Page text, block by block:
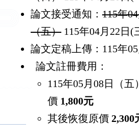
論文接受通知： 115年
（五）115年04月22日(
論文定稿上傳：115年05
論文註冊費用：
115年05月08日（
價 1,800元
其後恢復原價2,300